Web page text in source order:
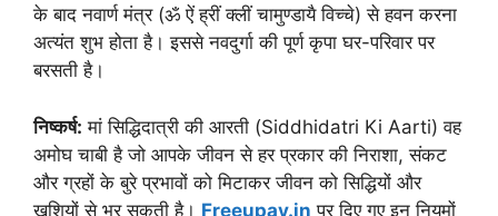
के बाद नवार्ण मंत्र (ॐ ऐं ह्रीं क्लीं चामुण्डायै विच्चे) से हवन करना
अत्यंत शुभ होता है। इससे नवदुर्गा की पूर्ण कृपा घर-परिवार पर
बरसती है।
निष्कर्ष: मां सिद्धिदात्री की आरती (Siddhidatri Ki Aarti) वह
अमोघ चाबी है जो आपके जीवन से हर प्रकार की निराशा, संकट
और ग्रहों के बुरे प्रभावों को मिटाकर जीवन को सिद्धियों और
खुशियों से भर सकती है। Freeupay.in पर दिए गए इन नियमों